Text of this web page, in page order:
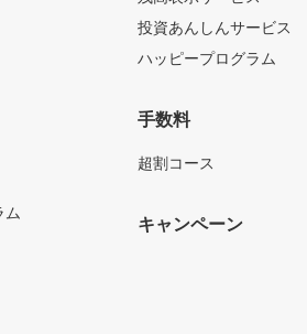
ム
投資あんしんサービス
ハッピープログラム
手数料
超割コース
キャンペーン